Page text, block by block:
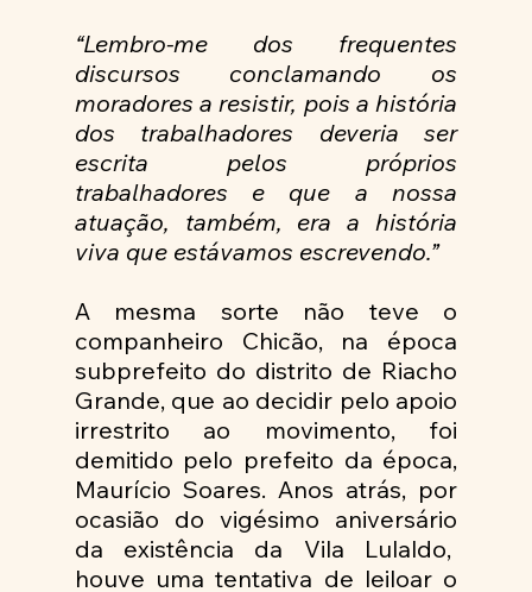
“Lembro-me dos frequentes
discursos conclamando os
moradores a resistir, pois a história
dos trabalhadores deveria ser
escrita pelos próprios
trabalhadores e que a nossa
atuação, também, era a história
viva que estávamos escrevendo.”
A mesma sorte não teve o
companheiro Chicão, na época
subprefeito do distrito de Riacho
Grande, que ao decidir pelo apoio
irrestrito ao movimento, foi
demitido pelo prefeito da época,
Maurício Soares. Anos atrás, por
ocasião do vigésimo aniversário
da existência da Vila Lulaldo,
houve uma tentativa de leiloar o